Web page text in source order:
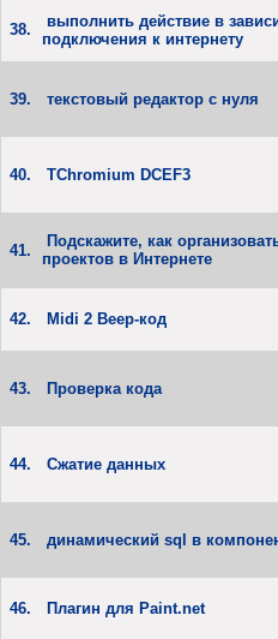
38.
выполнить действие в
подключения к интернету
39. текстовый редактор с нуля
40. TChromium DCEF3
41.
Подскажите, как
проектов в Интернете
42. Midi 2 Beep-код
43. Проверка кода
44. Сжатие данных
45. динамический sql в
46. Плагин для Paint.net